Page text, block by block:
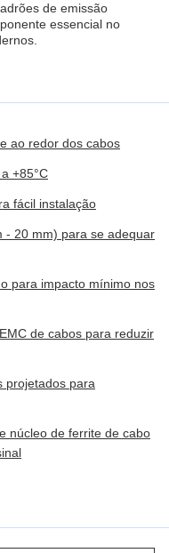
de emissão
essencial no
ao redor dos cabos
+85°C
fácil instalação
- 20 mm) para se adequar
para impacto mínimo nos
de cabos para reduzir
​​projetados para
núcleo de ferrite de cabo